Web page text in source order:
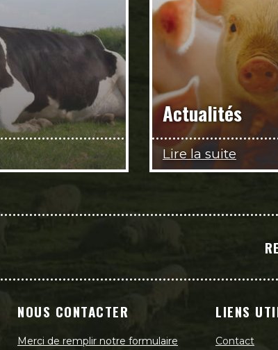
Actualités
Lire la suite
NOUS CONTACTER
Merci de remplir notre formulaire
LIENS
Contact